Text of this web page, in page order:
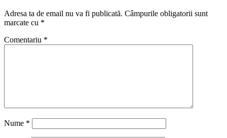
Adresa ta de email nu va fi publicată. Câmpurile obligatorii sunt
marcate cu *
Comentariu *
Nume *